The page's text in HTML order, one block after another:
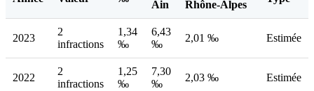
Ain
Rhône-Alpes
2023
2
infractions
1,34
‰
6,43
‰
2,01 ‰ Estimée
2022
2
infractions
1,25
‰
7,30
‰
2,03 ‰ Estimée